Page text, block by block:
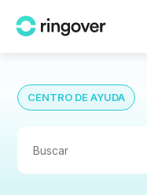
CENTRO DE AYUDA